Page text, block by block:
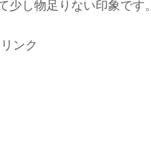
し物足りない印象です。
ンク